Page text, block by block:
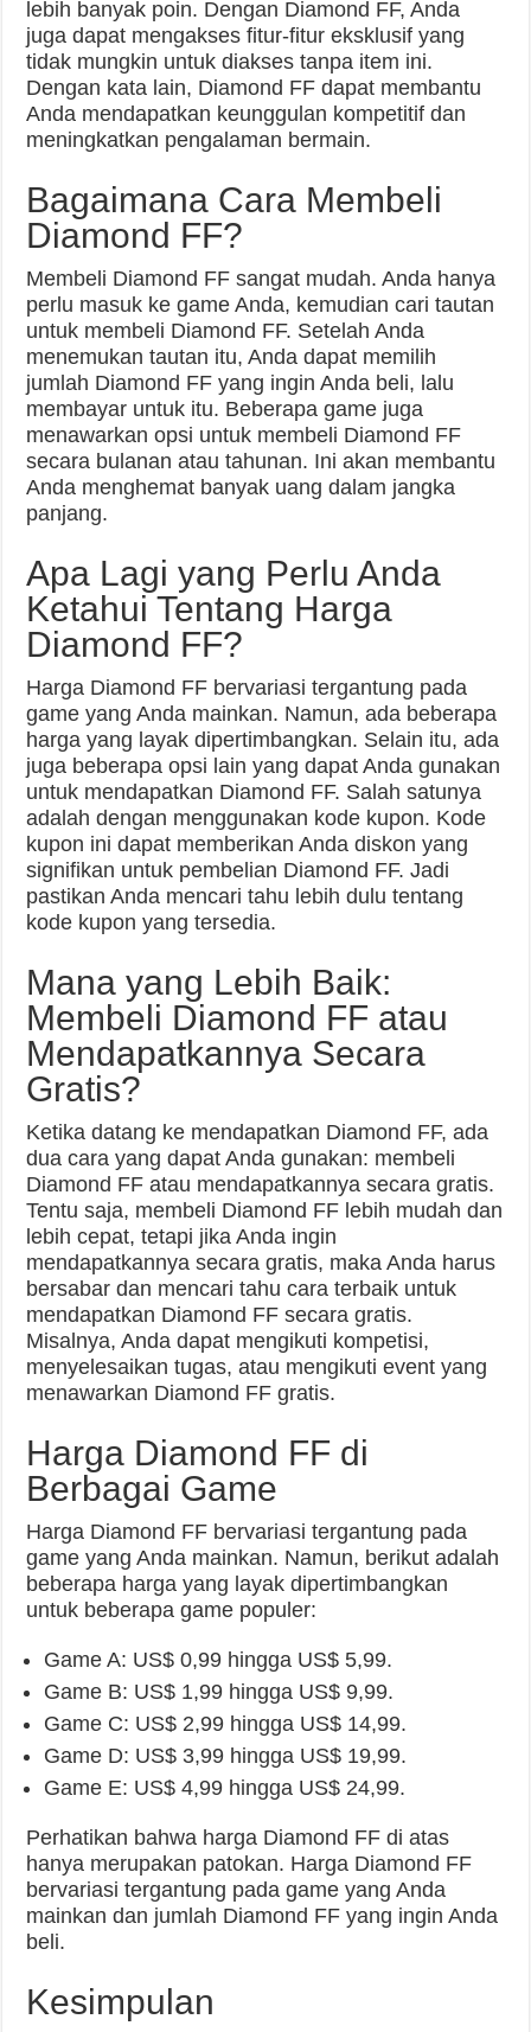
lebih banyak poin. Dengan Diamond FF, Anda
juga dapat mengakses fitur-fitur eksklusif yang
tidak mungkin untuk diakses tanpa item ini.
Dengan kata lain, Diamond FF dapat membantu
Anda mendapatkan keunggulan kompetitif dan
meningkatkan pengalaman bermain.
Bagaimana Cara Membeli
Diamond FF?
Membeli Diamond FF sangat mudah. Anda hanya
perlu masuk ke game Anda, kemudian cari tautan
untuk membeli Diamond FF. Setelah Anda
menemukan tautan itu, Anda dapat memilih
jumlah Diamond FF yang ingin Anda beli, lalu
membayar untuk itu. Beberapa game juga
menawarkan opsi untuk membeli Diamond FF
secara bulanan atau tahunan. Ini akan membantu
Anda menghemat banyak uang dalam jangka
panjang.
Apa Lagi yang Perlu Anda
Ketahui Tentang Harga
Diamond FF?
Harga Diamond FF bervariasi tergantung pada
game yang Anda mainkan. Namun, ada beberapa
harga yang layak dipertimbangkan. Selain itu, ada
juga beberapa opsi lain yang dapat Anda gunakan
untuk mendapatkan Diamond FF. Salah satunya
adalah dengan menggunakan kode kupon. Kode
kupon ini dapat memberikan Anda diskon yang
signifikan untuk pembelian Diamond FF. Jadi
pastikan Anda mencari tahu lebih dulu tentang
kode kupon yang tersedia.
Mana yang Lebih Baik:
Membeli Diamond FF atau
Mendapatkannya Secara
Gratis?
Ketika datang ke mendapatkan Diamond FF, ada
dua cara yang dapat Anda gunakan: membeli
Diamond FF atau mendapatkannya secara gratis.
Tentu saja, membeli Diamond FF lebih mudah dan
lebih cepat, tetapi jika Anda ingin
mendapatkannya secara gratis, maka Anda harus
bersabar dan mencari tahu cara terbaik untuk
mendapatkan Diamond FF secara gratis.
Misalnya, Anda dapat mengikuti kompetisi,
menyelesaikan tugas, atau mengikuti event yang
menawarkan Diamond FF gratis.
Harga Diamond FF di
Berbagai Game
Harga Diamond FF bervariasi tergantung pada
game yang Anda mainkan. Namun, berikut adalah
beberapa harga yang layak dipertimbangkan
untuk beberapa game populer:
Game A: US$ 0,99 hingga US$ 5,99.
Game B: US$ 1,99 hingga US$ 9,99.
Game C: US$ 2,99 hingga US$ 14,99.
Game D: US$ 3,99 hingga US$ 19,99.
Game E: US$ 4,99 hingga US$ 24,99.
Perhatikan bahwa harga Diamond FF di atas
hanya merupakan patokan. Harga Diamond FF
bervariasi tergantung pada game yang Anda
mainkan dan jumlah Diamond FF yang ingin Anda
beli.
Kesimpulan